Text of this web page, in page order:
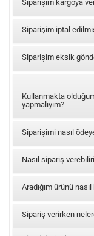
Siparişim kargoya
Siparişim iptal
Siparişim eksik
Kullanmakta
yapmalıyım?
Siparişimi nasıl
Nasıl sipariş
Aradığım ürünü
Sipariş verirken